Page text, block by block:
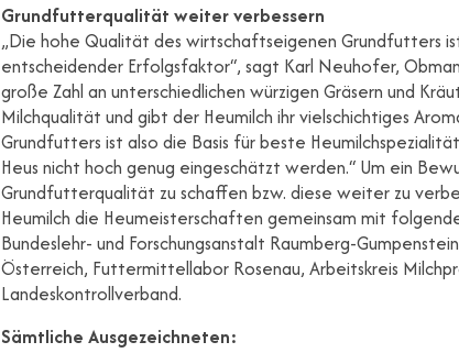
Grundfutterqualität weiter verbessern
„Die hohe Qualität des wirtschaftseigenen Grundfutters
entscheidender Erfolgsfaktor“, sagt Karl Neuhofer,
große Zahl an unterschiedlichen würzigen Gräsern und
Milchqualität und gibt der Heumilch ihr vielschichtiges
Grundfutters ist also die Basis für beste
Heus nicht hoch genug eingeschätzt werden.“ Um ein
Grundfutterqualität zu schaffen bzw. diese weiter zu
Heumilch die Heumeisterschaften gemeinsam mit
Bundeslehr- und Forschungsanstalt Raumberg-
Österreich, Futtermittellabor Rosenau, Arbeitskreis
Landeskontrollverband.
Sämtliche Ausgezeichneten: